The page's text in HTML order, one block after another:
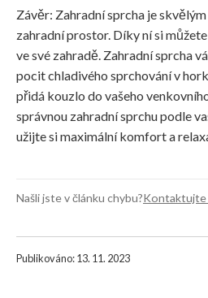
Závěr: Zahradní sprcha je
zahradní prostor. Díky ní si
ve své zahradě. Zahradní sprcha
pocit chladivého sprchování v
přidá kouzlo do vašeho
správnou zahradní sprchu podle
užijte si maximální komfort a
Našli jste v článku chybu?Kontaktujte
Publikováno: 13. 11. 2023